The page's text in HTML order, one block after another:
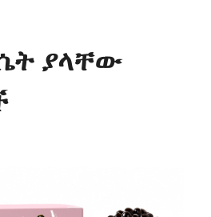
ያላቸው